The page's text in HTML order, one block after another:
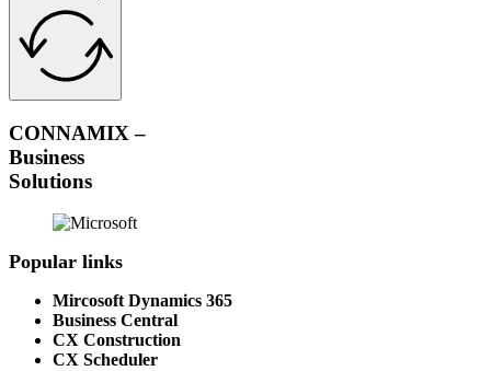
CONNAMIX –
Business
Solutions
Popular links
Mircosoft Dynamics 365
Business Central
CX Construction
CX Scheduler